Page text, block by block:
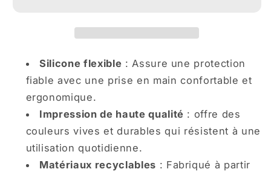
Tropicales
Vibrantes
Tropicales
Vibrantes
Silicone flexible : Assure une protection
fiable avec une prise en main confortable et
ergonomique.
Impression de haute qualité : offre des
couleurs vives et durables qui résistent à une
utilisation quotidienne.
Matériaux recyclables : Fabriqué à partir